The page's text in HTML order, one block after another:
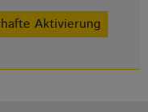
Aktivierung